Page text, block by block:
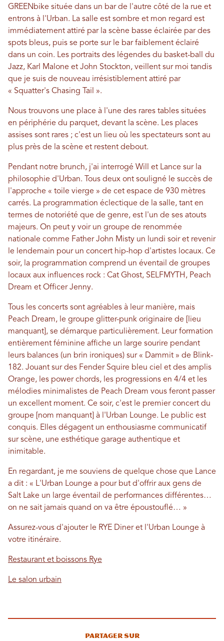
GREENbike située dans un bar de l'autre côté de la rue et
entrons à l'Urban. La salle est sombre et mon regard est
immédiatement attiré par la scène basse éclairée par des
spots bleus, puis se porte sur le bar faiblement éclairé
dans un coin. Les portraits des légendes du basket-ball du
Jazz, Karl Malone et John Stockton, veillent sur moi tandis
que je suis de nouveau irrésistiblement attiré par
« Squatter's Chasing Tail ».
Nous trouvons une place à l'une des rares tables situées
en périphérie du parquet, devant la scène. Les places
assises sont rares ; c'est un lieu où les spectateurs sont au
plus près de la scène et restent debout.
Pendant notre brunch, j'ai interrogé Will et Lance sur la
philosophie d'Urban. Tous deux ont souligné le succès de
l'approche « toile vierge » de cet espace de 930 mètres
carrés. La programmation éclectique de la salle, tant en
termes de notoriété que de genre, est l'un de ses atouts
majeurs. On peut y voir un groupe de renommée
nationale comme Father John Misty un lundi soir et revenir
le lendemain pour un concert hip-hop d'artistes locaux. Ce
soir, la programmation comprend un éventail de groupes
locaux aux influences rock : Cat Ghost, SELFMYTH, Peach
Dream et Officer Jenny.
Tous les concerts sont agréables à leur manière, mais
Peach Dream, le groupe glitter-punk originaire de [lieu
manquant], se démarque particulièrement. Leur formation
entièrement féminine affiche un large sourire pendant
leurs balances (un brin ironiques) sur « Dammit » de Blink-
182. Jouant sur des Fender Squire bleu ciel et des amplis
Orange, les power chords, les progressions en 4/4 et les
mélodies minimalistes de Peach Dream vous feront passer
un excellent moment. Ce soir, c'est le premier concert du
groupe [nom manquant] à l'Urban Lounge. Le public est
conquis. Elles dégagent un enthousiasme communicatif
sur scène, une esthétique garage authentique et
inimitable.
En regardant, je me souviens de quelque chose que Lance
a dit : « L'Urban Lounge a pour but d'offrir aux gens de
Salt Lake un large éventail de performances différentes…
on ne sait jamais quand on va être époustouflé… »
Assurez-vous d'ajouter le RYE Diner et l'Urban Lounge à
votre itinéraire.
Restaurant et boissons Rye
Le salon urbain
Partager sur